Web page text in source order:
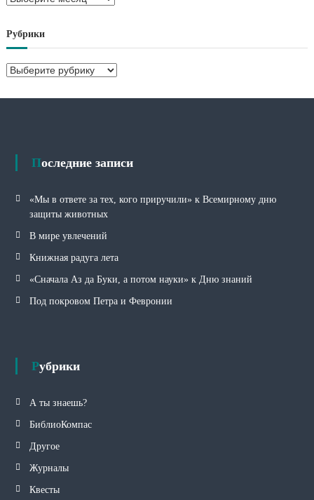
ы
Рубрики
Р
б
Последние записи
«Мы в ответе за тех, кого приручили» к Всемирному дню
защиты животных
В мире увлечений
Книжная радуга лета
«Сначала Аз да Буки, а потом науки» к Дню знаний
Под покровом Петра и Февронии
Рубрики
А ты знаешь?
БиблиоКомпас
Другое
Журналы
Квесты